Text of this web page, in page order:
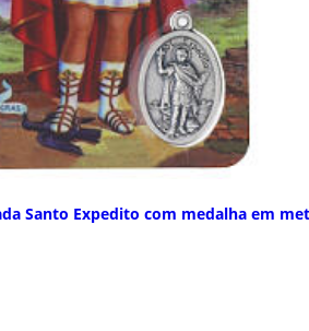
Santo Expedito com medalha em